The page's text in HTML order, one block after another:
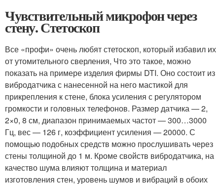
Чувствительный микрофон через
стену. Стетоскоп
Все «профи» очень любят стетоскоп, который избавил их
от утомительного сверления, Что это такое, можно
показать на примере изделия фирмы DTI. Оно состоит из
вибродатчика с нанесенной на него мастикой для
прикрепления к стене, блока усиления с регулятором
громкости и головных телефонов. Размер датчика — 2,
2×0, 8 см, диапазон принимаемых частот — 300…3000
Гц, вес — 126 г, коэффициент усиления — 20000. С
помощью подобных средств можно прослушивать через
стены толщиной до 1 м. Кроме свойств вибродатчика, на
качество шума влияют толщина и материал
изготовления стен, уровень шумов и вибраций в обоих